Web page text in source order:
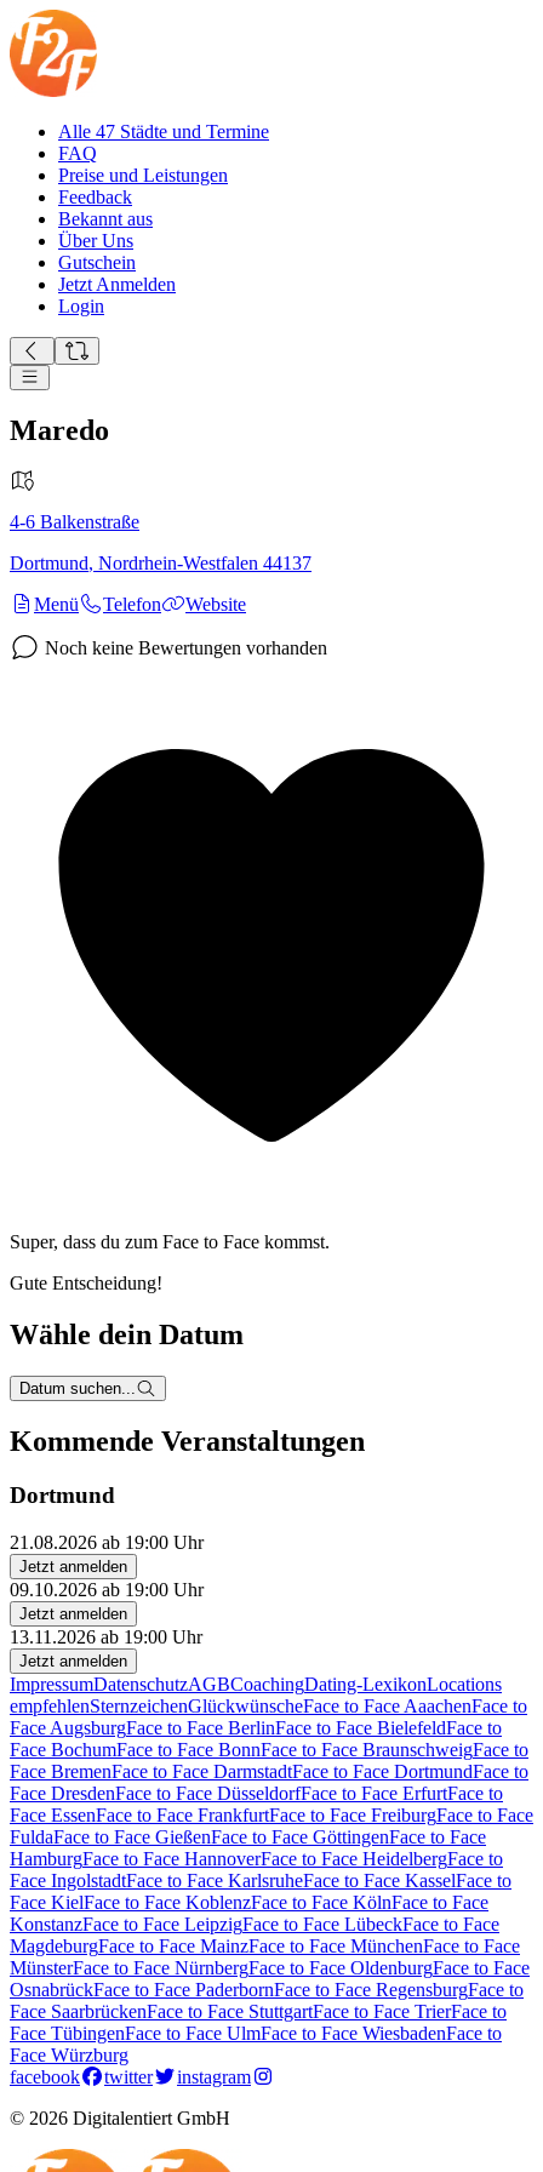
Alle 47 Städte und Termine
FAQ
Preise und Leistungen
Feedback
Bekannt aus
Über Uns
Gutschein
Jetzt Anmelden
Login
Maredo
4-6 Balkenstraße
Dortmund, Nordrhein-Westfalen 44137
Menü
Telefon Website
Noch keine Bewertungen vorhanden
Super, dass du zum Face to Face kommst.
Gute Entscheidung!
Wähle dein Datum
Datum suchen...
Kommende Veranstaltungen
Dortmund
21.08.2026 ab 19:00 Uhr
Jetzt anmelden
09.10.2026 ab 19:00 Uhr
Jetzt anmelden
13.11.2026 ab 19:00 Uhr
Jetzt anmelden
ImpressumDatenschutzAGBCoachingDating-LexikonLocations
empfehlenSternzeichenGlückwünscheFace to Face AaachenFace to
Face AugsburgFace to Face BerlinFace to Face BielefeldFace to
Face BochumFace to Face BonnFace to Face BraunschweigFace to
Face BremenFace to Face DarmstadtFace to Face DortmundFace to
Face DresdenFace to Face DüsseldorfFace to Face ErfurtFace to
Face EssenFace to Face FrankfurtFace to Face FreiburgFace to Face
FuldaFace to Face GießenFace to Face GöttingenFace to Face
HamburgFace to Face HannoverFace to Face HeidelbergFace to
Face IngolstadtFace to Face KarlsruheFace to Face KasselFace to
Face KielFace to Face KoblenzFace to Face KölnFace to Face
KonstanzFace to Face LeipzigFace to Face LübeckFace to Face
MagdeburgFace to Face MainzFace to Face MünchenFace to Face
MünsterFace to Face NürnbergFace to Face OldenburgFace to Face
OsnabrückFace to Face PaderbornFace to Face RegensburgFace to
Face SaarbrückenFace to Face StuttgartFace to Face TrierFace to
Face TübingenFace to Face UlmFace to Face WiesbadenFace to
Face Würzburg
facebook
twitter
instagram
© 2026 Digitalentiert GmbH